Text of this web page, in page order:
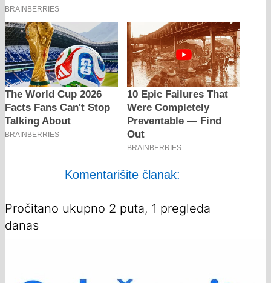
Komentarišite članak:
Pročitano ukupno 2 puta, 1 pregleda
danas